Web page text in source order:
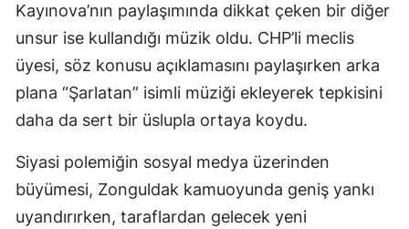
Kayınova’nın paylaşımında dikkat çeken bir diğer
unsur ise kullandığı müzik oldu. CHP’li meclis
üyesi, söz konusu açıklamasını paylaşırken arka
plana “Şarlatan” isimli müziği ekleyerek tepkisini
daha da sert bir üslupla ortaya koydu.
Siyasi polemiğin sosyal medya üzerinden
büyümesi, Zonguldak kamuoyunda geniş yankı
uyandırırken, taraflardan gelecek yeni